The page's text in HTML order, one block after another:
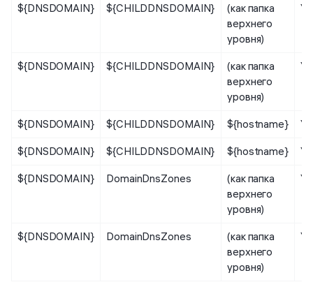
${DNSDOMAIN} ${CHILDDNSDOMAIN}
(как папка
верхнего
уровня)
${DNSDOMAIN} ${CHILDDNSDOMAIN}
(как папка
верхнего
уровня)
${DNSDOMAIN} ${CHILDDNSDOMAIN} ${hostname}
${DNSDOMAIN} ${CHILDDNSDOMAIN} ${hostname}
${DNSDOMAIN} DomainDnsZones
(как папка
верхнего
уровня)
${DNSDOMAIN} DomainDnsZones
(как папка
верхнего
уровня)